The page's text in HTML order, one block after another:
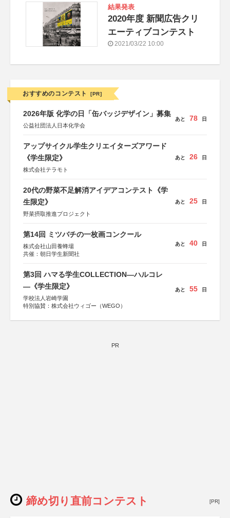
結果発表
2020年度 新聞広告クリ
エーティブコンテスト
2021/03/22 10:00
おすすめのコンテスト [PR]
2026年版 化学の日「缶バッジデザイン」募集
公益社団法人日本化学会
あと 78 日
アップサイクル学生クリエイターズアワード
《学生限定》
株式会社テラモト
あと 26 日
20代の野菜不足解消アイデアコンテスト《学
生限定》
野菜摂取推進プロジェクト
あと 25 日
第14回 ミツバチの一枚画コンクール
株式会社山田養蜂場
共催：朝日学生新聞社
あと 40 日
第3回 ハマる学生COLLECTION―ハルコレ
―《学生限定》
学校法人岩崎学園
特別協賛：株式会社ウィゴー（WEGO）
あと 55 日
PR
締め切り直前コンテスト [PR]